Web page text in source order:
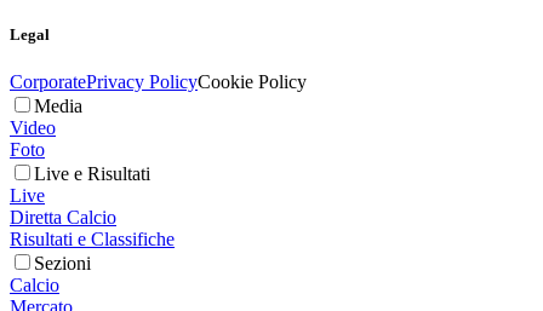
Legal
CorporatePrivacy PolicyCookie Policy
Media
Video
Foto
Live e Risultati
Live
Diretta Calcio
Risultati e Classifiche
Sezioni
Calcio